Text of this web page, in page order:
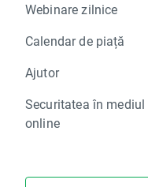
Webinare zilnice
Calendar de piață
Ajutor
Securitatea în mediul
online